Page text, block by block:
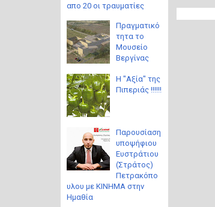
απο 20 οι τραυματίες
Πραγματικό
τητα το
Μουσείο
Βεργίνας
Η "Αξία" της
Πιπεριάς !!!!!!
Παρουσίαση
υποψήφιου
Ευστράτιου
(Στράτος)
Πετρακόπο
υλου με ΚΙΝΗΜΑ στην
Ημαθία